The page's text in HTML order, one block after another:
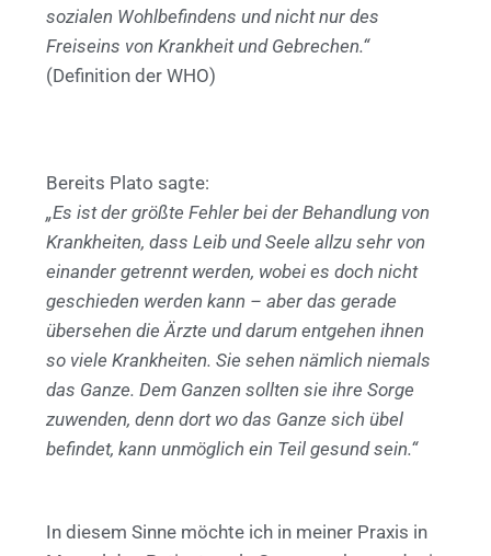
sozialen Wohlbefindens und nicht nur des
Freiseins von Krankheit und Gebrechen.“
(Definition der WHO)
Bereits Plato sagte:
„Es ist der größte Fehler bei der Behandlung von
Krankheiten, dass Leib und Seele allzu sehr von
einander getrennt werden, wobei es doch nicht
geschieden werden kann – aber das gerade
übersehen die Ärzte und darum entgehen ihnen
so viele Krankheiten. Sie sehen nämlich niemals
das Ganze. Dem Ganzen sollten sie ihre Sorge
zuwenden, denn dort wo das Ganze sich übel
befindet, kann unmöglich ein Teil gesund sein.“
In diesem Sinne möchte ich in meiner Praxis in